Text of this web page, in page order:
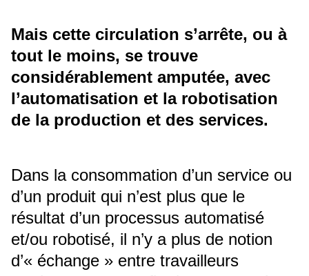
Mais cette circulation s’arrête, ou à
tout le moins, se trouve
considérablement amputée, avec
l’automatisation et la robotisation
de la production et des services.
Dans la consommation d’un service ou
d’un produit qui n’est plus que le
résultat d’un processus automatisé
et/ou robotisé, il n’y a plus de notion
d’« échange » entre travailleurs